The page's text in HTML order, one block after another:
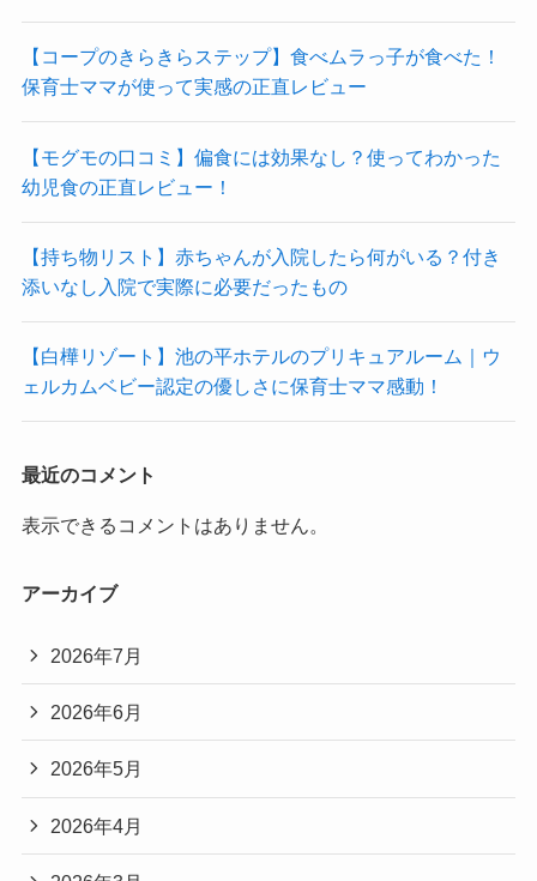
【コープのきらきらステップ】食べムラっ子が食べた！
保育士ママが使って実感の正直レビュー
【モグモの口コミ】偏食には効果なし？使ってわかった
幼児食の正直レビュー！
【持ち物リスト】赤ちゃんが入院したら何がいる？付き
添いなし入院で実際に必要だったもの
【白樺リゾート】池の平ホテルのプリキュアルーム｜ウ
ェルカムベビー認定の優しさに保育士ママ感動！
最近のコメント
表示できるコメントはありません。
アーカイブ
2026年7月
2026年6月
2026年5月
2026年4月